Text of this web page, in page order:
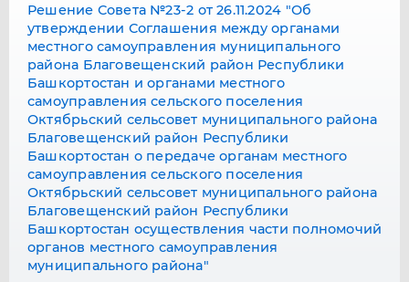
Решение Совета №23-2 от 26.11.2024 "Об
утверждении Соглашения между органами
местного самоуправления муниципального
района Благовещенский район Республики
Башкортостан и органами местного
самоуправления сельского поселения
Октябрьский сельсовет муниципального района
Благовещенский район Республики
Башкортостан о передаче органам местного
самоуправления сельского поселения
Октябрьский сельсовет муниципального района
Благовещенский район Республики
Башкортостан осуществления части полномочий
органов местного самоуправления
муниципального района"